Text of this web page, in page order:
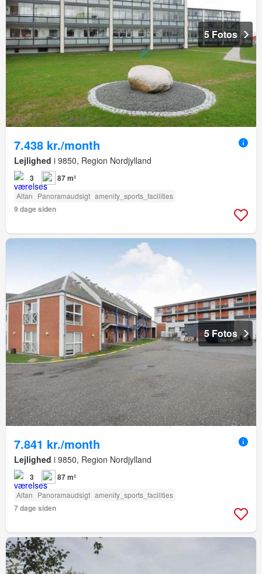
5 Fotos
7.438 kr./month
Lejlighed i 9850, Region Nordjylland
3 87 m²
Altan Panoramaudsigt amenity_sports_facilities
9 dage siden
5 Fotos
7.841 kr./month
Lejlighed i 9850, Region Nordjylland
3 87 m²
Altan Panoramaudsigt amenity_sports_facilities
7 dage siden